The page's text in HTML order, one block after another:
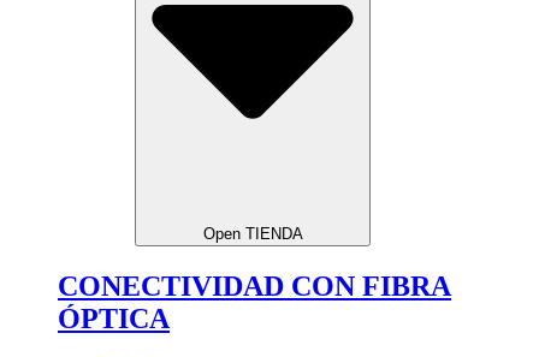
Open TIENDA
CONECTIVIDAD CON FIBRA
ÓPTICA